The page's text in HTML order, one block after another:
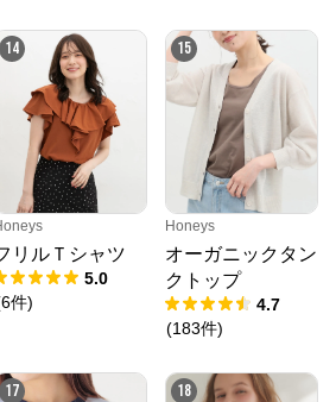
14
リルＴシャツ
5.0
6件)
15
Honeys
オーガニックタン
クトップ
4.7
(183件)
17 18